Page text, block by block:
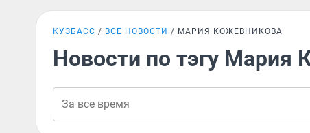
КУЗБАСС ВСЕ НОВОСТИ МАРИЯ КОЖЕВНИКОВА
Новости по тэгу Мария